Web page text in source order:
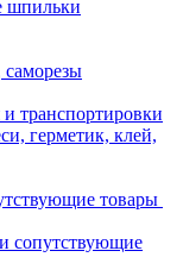
шпильки
транспортировки
герметик, клей,
товары
сопутствующие